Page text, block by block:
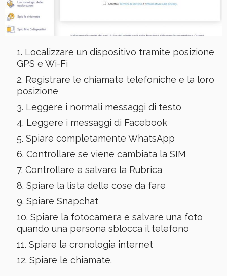
Localizzare un dispositivo tramite posizione
GPS e Wi-Fi
Registrare le chiamate telefoniche e la loro
posizione
Leggere i normali messaggi di testo
Leggere i messaggi di Facebook
Spiare completamente WhatsApp
Controllare se viene cambiata la SIM
Controllare e salvare la Rubrica
Spiare la lista delle cose da fare
Spiare Snapchat
Spiare la fotocamera e salvare una foto
quando una persona sblocca il telefono
Spiare la cronologia internet
Spiare le chiamate.